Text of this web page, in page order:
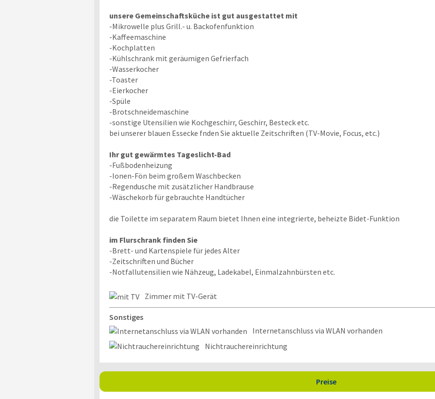
unsere Gemeinschaftsküche ist gut ausgestattet mit
-Mikrowelle plus Grill.- u. Backofenfunktion
-Kaffeemaschine
-Kochplatten
-Kühlschrank mit geräumigen Gefrierfach
-Wasserkocher
-Toaster
-Eierkocher
-Spüle
-Brotschneidemaschine
-sonstige Utensilien wie Kochgeschirr, Geschirr, Besteck etc.
bei unserer blauen Essecke fnden Sie aktuelle Zeitschriften (TV-Movie, Focus, etc.)
Ihr gut gewärmtes Tageslicht-Bad
-Fußbodenheizung
-Ionen-Fön beim großem Waschbecken
-Regendusche mit zusätzlicher Handbrause
-Wäschekorb für gebrauchte Handtücher
die Toilette im separatem Raum bietet Ihnen eine integrierte, beheizte Bidet-Funktion
im Flurschrank finden Sie
-Brett- und Kartenspiele für jedes Alter
-Zeitschriften und Bücher
-Notfallutensilien wie Nähzeug, Ladekabel, Einmalzahnbürsten etc.
Zimmer mit TV-Gerät
Sonstiges
Internetanschluss via WLAN vorhanden
Nichtrauchereinrichtung
Preise